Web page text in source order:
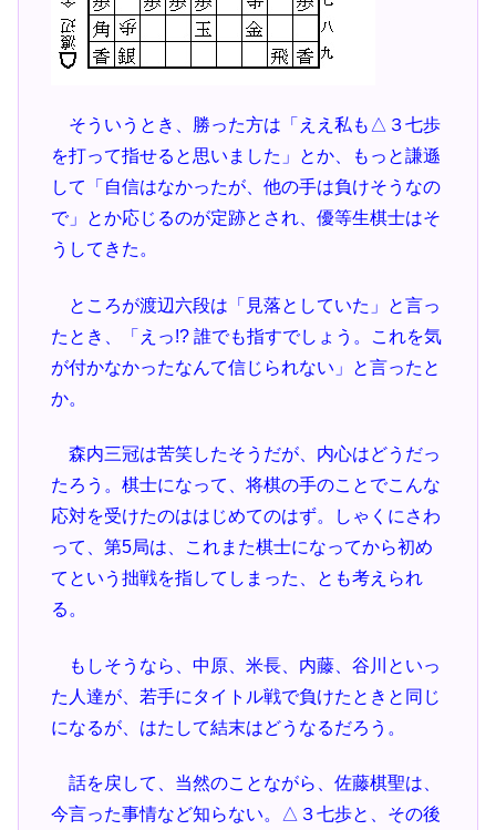
そういうとき、勝った方は「ええ私も△３七歩
を打って指せると思いました」とか、もっと謙遜
して「自信はなかったが、他の手は負けそうなの
で」とか応じるのが定跡とされ、優等生棋士はそ
うしてきた。
ところが渡辺六段は「見落としていた」と言っ
たとき、「えっ!? 誰でも指すでしょう。これを気
が付かなかったなんて信じられない」と言ったと
か。
森内三冠は苦笑したそうだが、内心はどうだっ
たろう。棋士になって、将棋の手のことでこんな
応対を受けたのははじめてのはず。しゃくにさわ
って、第5局は、これまた棋士になってから初め
てという拙戦を指してしまった、とも考えられ
る。
もしそうなら、中原、米長、内藤、谷川といっ
た人達が、若手にタイトル戦で負けたときと同じ
になるが、はたして結末はどうなるだろう。
話を戻して、当然のことながら、佐藤棋聖は、
今言った事情など知らない。△３七歩と、その後